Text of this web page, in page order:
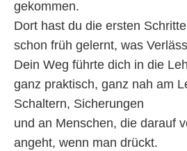
gekommen.
Dort hast du die ersten
schon früh gelernt, was
Dein Weg führte dich in die
ganz praktisch, ganz nah am
Schaltern, Sicherungen
und an Menschen, die darauf
angeht, wenn man drückt.